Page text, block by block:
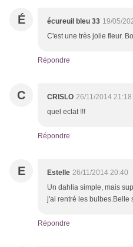
É écureuil bleu 33 19/05/
C'est une très jolie fleur.
Répondre
C CRISLO 26/11/2014 21:18
quel eclat !!!
Répondre
E Estelle 26/11/2014 20:40
Un dahlia simple, mais
j'ai rentré les bulbes.Belle
Répondre